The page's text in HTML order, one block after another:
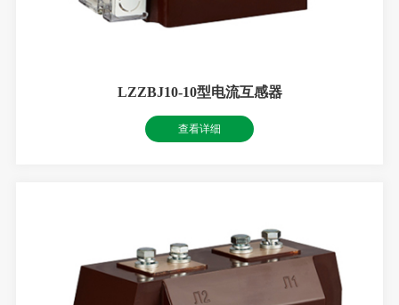
LZZBJ10-10型电流互感器
查看详细